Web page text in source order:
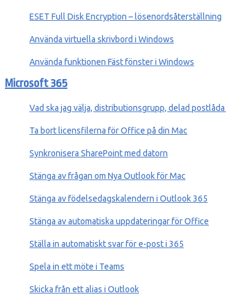
ESET Full Disk Encryption – lösenordsåterställning
Använda virtuella skrivbord i Windows
Använda funktionen Fäst fönster i Windows
Microsoft 365
Vad ska jag välja, distributionsgrupp, delad
Ta bort licensfilerna för Office på din Mac
Synkronisera SharePoint med datorn
Stänga av frågan om Nya Outlook för Mac
Stänga av födelsedagskalendern i Outlook 365
Stänga av automatiska uppdateringar för Office
Ställa in automatiskt svar för e-post i 365
Spela in ett möte i Teams
Skicka från ett alias i Outlook